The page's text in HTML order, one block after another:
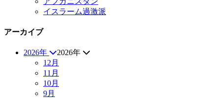
イスラーム過激派
アーカイブ
2026年
2026年
12月
11月
10月
9月